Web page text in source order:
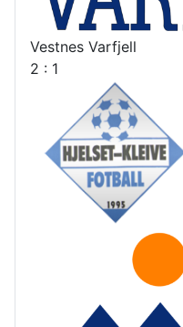
Vestnes Varfjell
2 : 1